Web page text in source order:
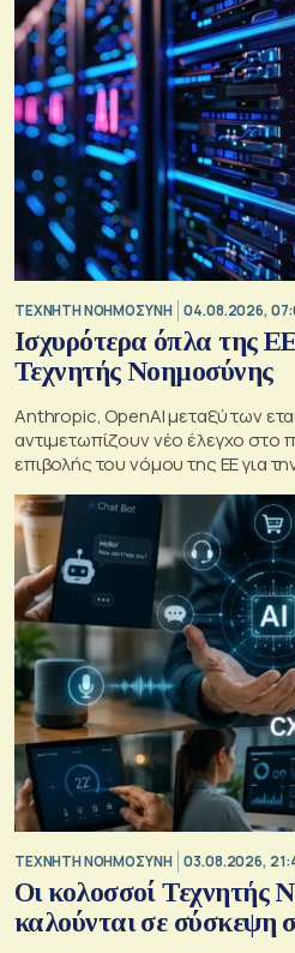
TΕΧΝΗΤΗ ΝΟΗΜΟΣΥΝΗ 04.08.2026,
Ισχυρότερα όπλα της
Τεχνητής Νοημοσύνης
Anthropic, OpenAI μεταξύ των
αντιμετωπίζουν νέο έλεγχο στο
επιβολής του νόμου της ΕΕ για
TΕΧΝΗΤΗ ΝΟΗΜΟΣΥΝΗ 03.08.2026,
Οι κολοσσοί Τεχνητής
καλούνται σε σύσκεψη